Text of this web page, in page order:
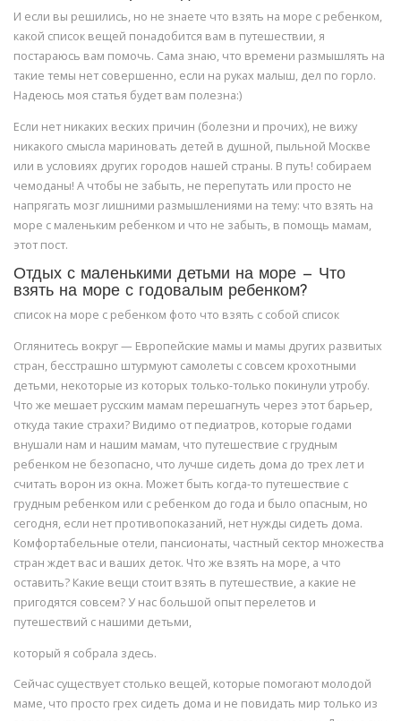
И если вы решились, но не знаете что взять на море с ребенком,
какой список вещей понадобится вам в путешествии, я
постараюсь вам помочь. Сама знаю, что времени размышлять на
такие темы нет совершенно, если на руках малыш, дел по горло.
Надеюсь моя статья будет вам полезна:)
Если нет никаких веских причин (болезни и прочих), не вижу
никакого смысла мариновать детей в душной, пыльной Москве
или в условиях других городов нашей страны. В путь! собираем
чемоданы! А чтобы не забыть, не перепутать или просто не
напрягать мозг лишними размышлениями на тему: что взять на
море с маленьким ребенком и что не забыть, в помощь мамам,
этот пост.
Отдых с маленькими детьми на море — Что
взять на море с годовалым ребенком?
список на море с ребенком фото что взять с собой список
Оглянитесь вокруг — Европейские мамы и мамы других развитых
стран, бесстрашно штурмуют самолеты с совсем крохотными
детьми, некоторые из которых только-только покинули утробу.
Что же мешает русским мамам перешагнуть через этот барьер,
откуда такие страхи? Видимо от педиатров, которые годами
внушали нам и нашим мамам, что путешествие с грудным
ребенком не безопасно, что лучше сидеть дома до трех лет и
считать ворон из окна. Может быть когда-то путешествие с
грудным ребенком или с ребенком до года и было опасным, но
сегодня, если нет противопоказаний, нет нужды сидеть дома.
Комфортабельные отели, пансионаты, частный сектор множества
стран ждет вас и ваших деток. Что же взять на море, а что
оставить? Какие вещи стоит взять в путешествие, а какие не
пригодятся совсем? У нас большой опыт перелетов и
путешествий с нашими детьми,
который я собрала здесь.
Сейчас существует столько вещей, которые помогают молодой
маме, что просто грех сидеть дома и не повидать мир только из